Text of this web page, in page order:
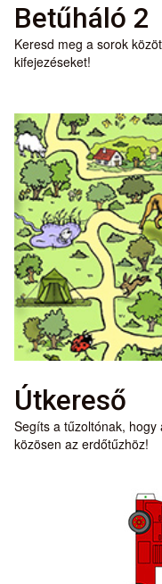
Betűháló 2
Keresd meg a sorok
kifejezéseket!
Útkereső
Segíts a tűzoltónak,
közösen az erdőtűzhöz!